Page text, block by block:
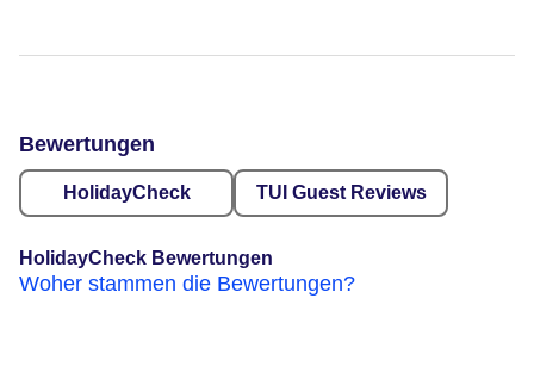
Bewertungen
HolidayCheck TUI Guest Reviews
HolidayCheck Bewertungen
Woher stammen die Bewertungen?